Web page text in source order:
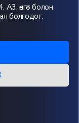
өнгөт болон
болгодог.